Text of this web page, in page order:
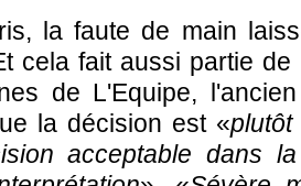
la faute de main
cela fait aussi partie
de L'Equipe,
la décision est «plutôt
acceptable dans